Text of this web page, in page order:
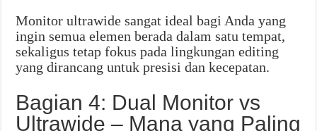
Monitor ultrawide sangat ideal bagi Anda yang
ingin semua elemen berada dalam satu tempat,
sekaligus tetap fokus pada lingkungan editing
yang dirancang untuk presisi dan kecepatan.
Bagian 4: Dual Monitor vs
Ultrawide – Mana yang Paling